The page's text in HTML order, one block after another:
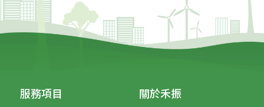
服務項目
關於禾振